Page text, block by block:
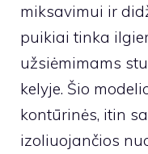
miksavimui ir
puikiai tinka
užsiėmimams
kelyje. Šio
kontūrinės, itin
izoliuojančios